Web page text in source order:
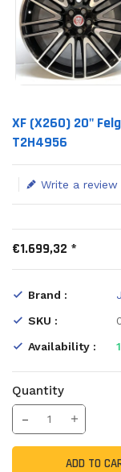
XF (X260) 20"
T2H4956
Write a review
Translation
€1.699,32 *
Brand :
SKU :
Availability :
1
Quantity
Translation
Increase
ADD TO